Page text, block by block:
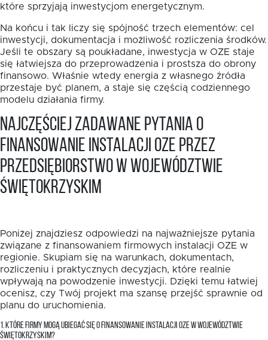
które sprzyjają inwestycjom energetycznym.
Na końcu i tak liczy się spójność trzech elementów: cel
inwestycji, dokumentacja i możliwość rozliczenia środków.
Jeśli te obszary są poukładane, inwestycja w OZE staje
się łatwiejsza do przeprowadzenia i prostsza do obrony
finansowo. Właśnie wtedy energia z własnego źródła
przestaje być planem, a staje się częścią codziennego
modelu działania firmy.
Najczęściej zadawane pytania o
finansowanie instalacji OZE przez
przedsiębiorstwo w województwie
świętokrzyskim
Poniżej znajdziesz odpowiedzi na najważniejsze pytania
związane z finansowaniem firmowych instalacji OZE w
regionie. Skupiam się na warunkach, dokumentach,
rozliczeniu i praktycznych decyzjach, które realnie
wpływają na powodzenie inwestycji. Dzięki temu łatwiej
ocenisz, czy Twój projekt ma szansę przejść sprawnie od
planu do uruchomienia.
1. KTÓRE FIRMY MOGĄ UBIEGAĆ SIĘ O FINANSOWANIE INSTALACJI OZE W WOJEWÓDZTWIE
ŚWIĘTOKRZYSKIM?